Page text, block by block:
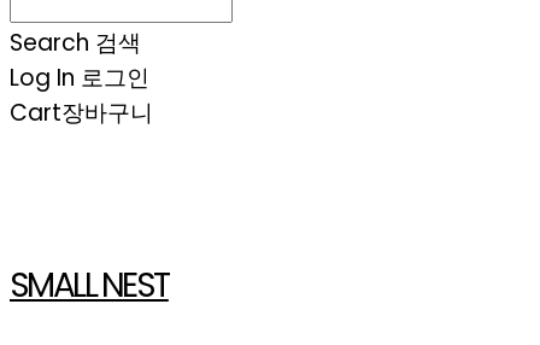
Search 검색
Log In 로그인
Cart장바구니
SMALL NEST